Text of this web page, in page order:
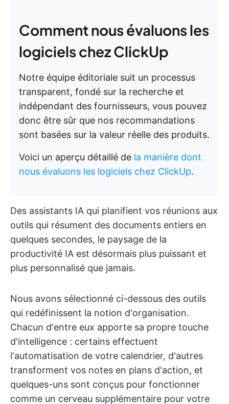
Comment nous évaluons les
logiciels chez ClickUp
Notre équipe éditoriale suit un processus
transparent, fondé sur la recherche et
indépendant des fournisseurs, vous pouvez
donc être sûr que nos recommandations
sont basées sur la valeur réelle des produits.
Voici un aperçu détaillé de la manière dont
nous évaluons les logiciels chez ClickUp.
Des assistants IA qui planifient vos réunions aux
outils qui résument des documents entiers en
quelques secondes, le paysage de la
productivité IA est désormais plus puissant et
plus personnalisé que jamais.
Nous avons sélectionné ci-dessous des outils
qui redéfinissent la notion d'organisation.
Chacun d'entre eux apporte sa propre touche
d'intelligence : certains effectuent
l'automatisation de votre calendrier, d'autres
transforment vos notes en plans d'action, et
quelques-uns sont conçus pour fonctionner
comme un cerveau supplémentaire pour votre